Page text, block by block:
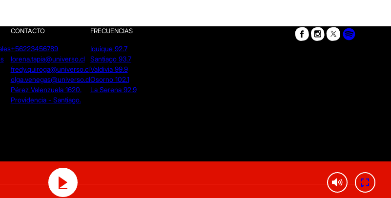
CONTACTO
+56223456789
lorena.tapia@universo.cl
fredy.quiroga@universo.cl
olga.venegas@universo.cl
Pérez Valenzuela 1620.
Providencia - Santiago.
FRECUENCIAS
Iquique 92.7
Santiago 93.7
Valdivia 99.9
Osorno 102.1
La Serena 92.9